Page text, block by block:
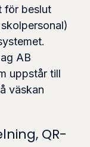
för beslut
AB
uppstår till
väskan
QR-